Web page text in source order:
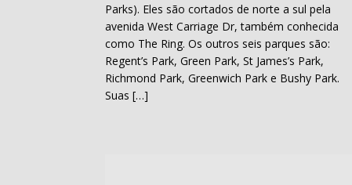
Parks). Eles são cortados de norte a sul pela
avenida West Carriage Dr, também conhecida
como The Ring. Os outros seis parques são:
Regent’s Park, Green Park, St James’s Park,
Richmond Park, Greenwich Park e Bushy Park.
Suas […]